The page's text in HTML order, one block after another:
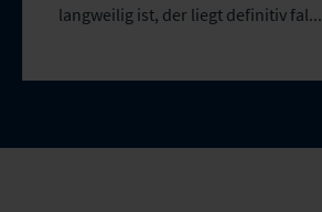
langweilig ist, der liegt definitiv fal...